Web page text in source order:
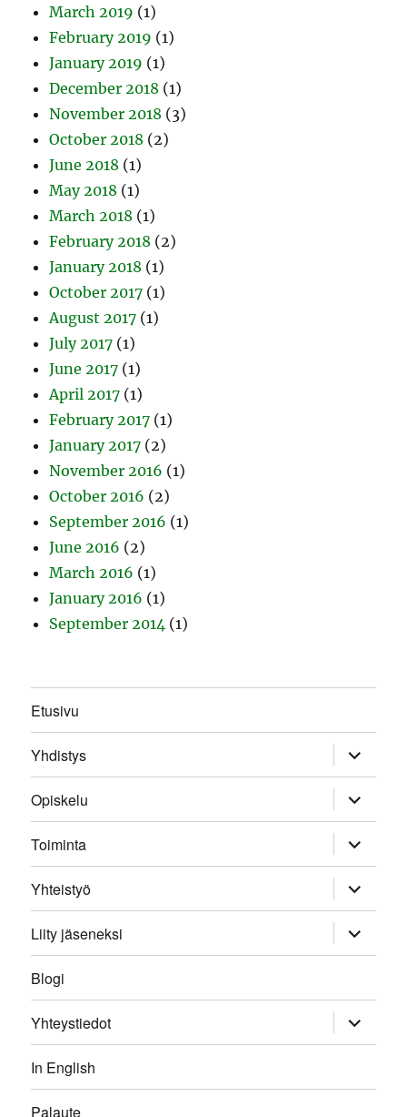
March 2019 (1)
February 2019 (1)
January 2019 (1)
December 2018 (1)
November 2018 (3)
October 2018 (2)
June 2018 (1)
May 2018 (1)
March 2018 (1)
February 2018 (2)
January 2018 (1)
October 2017 (1)
August 2017 (1)
July 2017 (1)
June 2017 (1)
April 2017 (1)
February 2017 (1)
January 2017 (2)
November 2016 (1)
October 2016 (2)
September 2016 (1)
June 2016 (2)
March 2016 (1)
January 2016 (1)
September 2014 (1)
Etusivu
Yhdistys
expand
child
menu
Opiskelu
expand
child
menu
Toiminta
expand
child
menu
Yhteistyö
expand
child
menu
Liity jäseneksi
expand
child
menu
Blogi
Yhteystiedot
expand
child
menu
In English
Palaute